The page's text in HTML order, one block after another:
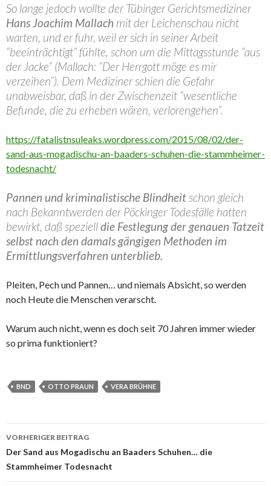
So lange jedoch wollte der Tübinger Gerichtsmediziner
Hans Joachim Mallach mit der Leichenschau nicht
warten, und er fuhr, weil er sich in seiner Arbeit
“beeinträchtigt” fühlte, schon um die Mittagsstunde “aus
der Jacke” (Mallach: “Der Herrgott möge es mir
verzeihen”). Dem Mediziner schien die Gefahr
unabweisbar, daß in der Zwischenzeit “wesentliche
Befunde, die zu erheben wären, verlorengehen”.
https://fatalistnsuleaks.wordpress.com/2015/08/02/der-
sand-aus-mogadischu-an-baaders-schuhen-die-stammheimer-
todesnacht/
Pannen und kriminalistische Blindheitschon gleich
nach Bekanntwerden der Pöckinger Todesfälle hatten
bewirkt, daß spezielldie Festlegung der genauen Tatzeit
selbst nach den damals gängigen Methoden im
Ermittlungsverfahren unterblieb.
Pleiten, Pech und Pannen… und niemals Absicht, so werden
noch Heute die Menschen verarscht.
Warum auch nicht, wenn es doch seit 70 Jahren immer wieder
so prima funktioniert?
BND OTTO PRAUN VERA BRÜHNE
Beitrags-
Navigation
VORHERIGER BEITRAG
Der Sand aus Mogadischu an Baaders Schuhen… die
Stammheimer Todesnacht